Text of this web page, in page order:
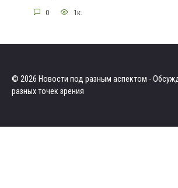
0 1к.
© 2026 Новости под разным аспектом -
разных точек зрения